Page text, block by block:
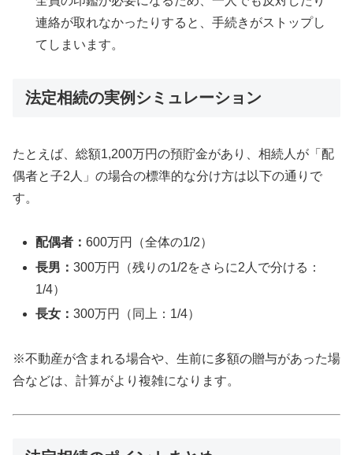
連絡が取れなかったりすると、手続きがストップし
てしまいます。
法定相続の実例シミュレーション
たとえば、総額1,200万円の預貯金があり、相続人が「配
偶者と子2人」の場合の標準的な分け方は以下の通りで
す。
配偶者：600万円（全体の1/2）
長男：300万円（残りの1/2をさらに2人で分ける：
1/4）
長女：300万円（同上：1/4）
※不動産が含まれる場合や、生前に多額の贈与があった場
合などは、計算がより複雑になります。